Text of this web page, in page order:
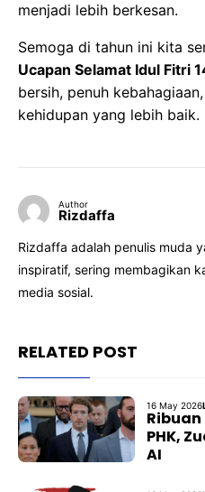
menjadi lebih berkesan.
Semoga di tahun ini kita
Ucapan Selamat Idul Fitri
bersih, penuh
kehidupan yang lebih baik.
Author
Rizdaffa
Rizdaffa adalah penulis muda
inspiratif, sering membagikan
media sosial.
RELATED POST
16 May 2026
PHK,
AI